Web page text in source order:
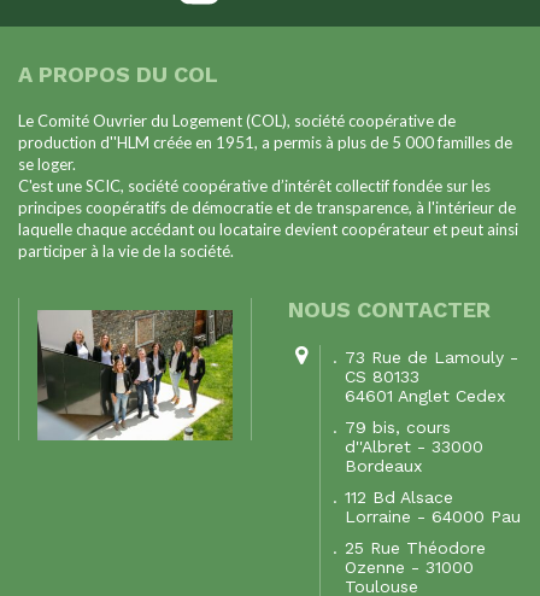
A PROPOS DU COL
Le Comité Ouvrier du Logement (COL), société coopérative de
production d''HLM créée en 1951, a permis à plus de 5 000 familles de
se loger.
C'est une SCIC, société coopérative d’intérêt collectif fondée sur les
principes coopératifs de démocratie et de transparence, à l'intérieur de
laquelle chaque accédant ou locataire devient coopérateur et peut ainsi
participer à la vie de la société.
NOUS CONTACTER
73 Rue de Lamouly -
CS 80133
64601 Anglet Cedex
79 bis, cours
d''Albret - 33000
Bordeaux
112 Bd Alsace
Lorraine - 64000 Pau
25 Rue Théodore
Ozenne - 31000
Toulouse